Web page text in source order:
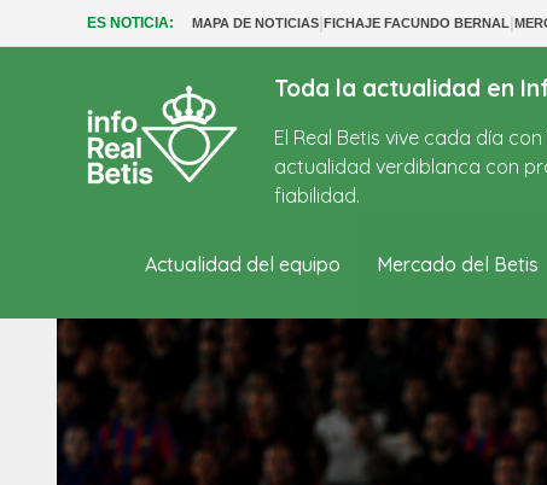
ES NOTICIA: MAPA DE NOTICIAS|FICHAJE FACUNDO BERNAL|
Toda la actualidad en
El Real Betis vive cada día
actualidad verdiblanca con
fiabilidad.
Actualidad del equipo Mercado del Betis